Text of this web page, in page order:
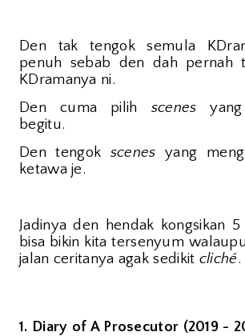
Den tak tengok semula
penuh sebab den dah pernah
KDramanya ni.
Den cuma pilih scenes yang
begitu.
Den tengok scenes yang
ketawa je.
Jadinya den hendak kongsikan
bisa bikin kita tersenyum
jalan ceritanya agak sedikit cliché.
1. Diary of A Prosecutor (2019 -